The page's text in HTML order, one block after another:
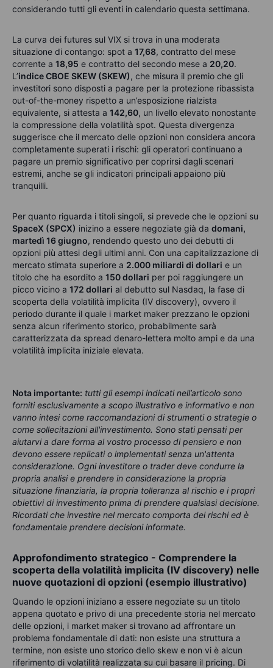
considerando tutti gli eventi in calendario questa settimana.
La curva dei futures sul VIX si trova in una moderata
situazione di contango: spot a 17,68, contratto del mese
corrente a 18,95 e contratto del secondo mese a 20,20.
L’indice CBOE SKEW (SKEW), che misura il premio che gli
investitori sono disposti a pagare per la protezione ribassista
out-of-the-money rispetto a un’esposizione rialzista
equivalente, si attesta a 142,60, un livello elevato nonostante
la compressione della volatilità spot. Questa divergenza
suggerisce che il mercato delle opzioni non considera ancora
completamente superati i rischi: gli operatori continuano a
pagare un premio significativo per coprirsi dagli scenari
estremi, anche se gli indicatori principali appaiono più
tranquilli.
Per quanto riguarda i titoli singoli, si prevede che le opzioni su
SpaceX (SPCX) inizino a essere negoziate già da domani,
martedì 16 giugno, rendendo questo uno dei debutti di
opzioni più attesi degli ultimi anni. Con una capitalizzazione di
mercato stimata superiore a 2.000 miliardi di dollari e un
titolo che ha esordito a 150 dollari per poi raggiungere un
picco vicino a 172 dollari al debutto sul Nasdaq, la fase di
scoperta della volatilità implicita (IV discovery), ovvero il
periodo durante il quale i market maker prezzano le opzioni
senza alcun riferimento storico, probabilmente sarà
caratterizzata da spread denaro-lettera molto ampi e da una
volatilità implicita iniziale elevata.
Nota importante: tutti gli esempi indicati nell’articolo sono
forniti esclusivamente a scopo illustrativo e informativo e non
vanno intesi come raccomandazioni di strumenti o strategie o
come sollecitazioni all'investimento. Sono stati pensati per
aiutarvi a dare forma al vostro processo di pensiero e non
devono essere replicati o implementati senza un'attenta
considerazione. Ogni investitore o trader deve condurre la
propria analisi e prendere in considerazione la propria
situazione finanziaria, la propria tolleranza al rischio e i propri
obiettivi di investimento prima di prendere qualsiasi decisione.
Ricordati che investire nel mercato comporta dei rischi ed è
fondamentale prendere decisioni informate.
Approfondimento strategico - Comprendere la
scoperta della volatilità implicita (IV discovery) nelle
nuove quotazioni di opzioni (esempio illustrativo)
Quando le opzioni iniziano a essere negoziate su un titolo
appena quotato e privo di una precedente storia nel mercato
delle opzioni, i market maker si trovano ad affrontare un
problema fondamentale di dati: non esiste una struttura a
termine, non esiste uno storico dello skew e non vi è alcun
riferimento di volatilità realizzata su cui basare il pricing. Di